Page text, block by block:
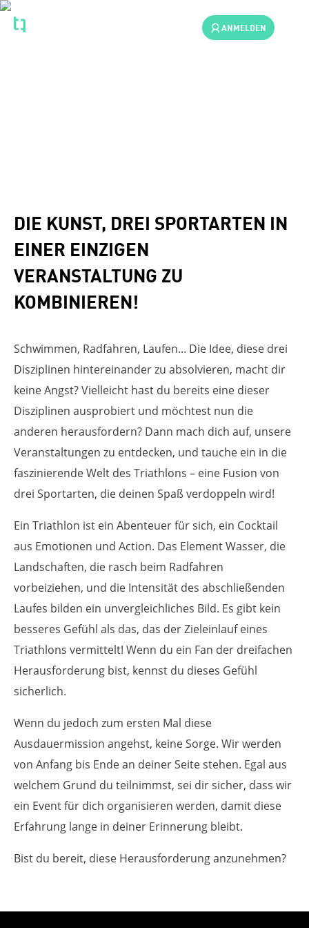
ANMELDEN
DIE KUNST, DREI SPORTARTEN IN
EINER EINZIGEN
VERANSTALTUNG ZU
KOMBINIEREN!
Schwimmen, Radfahren, Laufen... Die Idee, diese drei
Disziplinen hintereinander zu absolvieren, macht dir
keine Angst? Vielleicht hast du bereits eine dieser
Disziplinen ausprobiert und möchtest nun die
anderen herausfordern? Dann mach dich auf, unsere
Veranstaltungen zu entdecken, und tauche ein in die
faszinierende Welt des Triathlons – eine Fusion von
drei Sportarten, die deinen Spaß verdoppeln wird!
Ein Triathlon ist ein Abenteuer für sich, ein Cocktail
aus Emotionen und Action. Das Element Wasser, die
Landschaften, die rasch beim Radfahren
vorbeiziehen, und die Intensität des abschließenden
Laufes bilden ein unvergleichliches Bild. Es gibt kein
besseres Gefühl als das, das der Zieleinlauf eines
Triathlons vermittelt! Wenn du ein Fan der dreifachen
Herausforderung bist, kennst du dieses Gefühl
sicherlich.
Wenn du jedoch zum ersten Mal diese
Ausdauermission angehst, keine Sorge. Wir werden
von Anfang bis Ende an deiner Seite stehen. Egal aus
welchem Grund du teilnimmst, sei dir sicher, dass wir
ein Event für dich organisieren werden, damit diese
Erfahrung lange in deiner Erinnerung bleibt.
Bist du bereit, diese Herausforderung anzunehmen?